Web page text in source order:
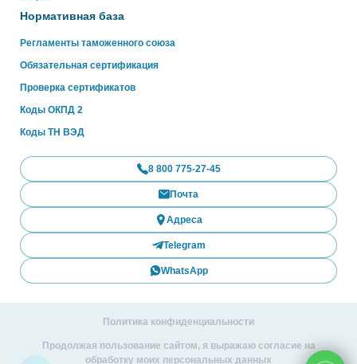
Нормативная база
Регламенты таможенного союза
Обязательная сертификация
Проверка сертификатов
Коды ОКПД 2
Коды ТН ВЭД
8 800 775-27-45
Почта
Адреса
Telegram
WhatsApp
Политика конфиденциальности
Продолжая пользование сайтом, я выражаю согласие на
обработку моих персональных данных